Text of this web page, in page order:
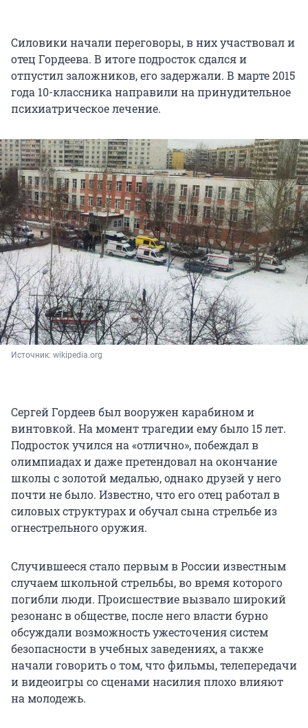
Силовики начали переговоры, в них участвовал и
отец Гордеева. В итоге подросток сдался и
отпустил заложников, его задержали. В марте 2015
года 10-классника направили на принудительное
психиатрическое лечение.
Источник: wikipedia.org
Сергей Гордеев был вооружен карабином и
винтовкой. На момент трагедии ему было 15 лет.
Подросток учился на «отлично», побеждал в
олимпиадах и даже претендовал на окончание
школы с золотой медалью, однако друзей у него
почти не было. Известно, что его отец работал в
силовых структурах и обучал сына стрельбе из
огнестрельного оружия.
Случившееся стало первым в России известным
случаем школьной стрельбы, во время которого
погибли люди. Происшествие вызвало широкий
резонанс в обществе, после него власти бурно
обсуждали возможность ужесточения систем
безопасности в учебных заведениях, а также
начали говорить о том, что фильмы, телепередачи
и видеоигры со сценами насилия плохо влияют
на молодежь.